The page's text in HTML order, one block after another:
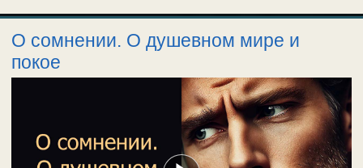
О сомнении. О душевном мире и
покое